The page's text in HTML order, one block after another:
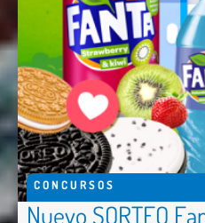
CONCURSOS
Nuevo SORTEO